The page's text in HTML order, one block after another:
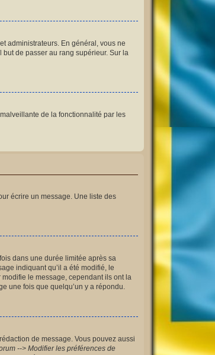
administrateurs. En général, vous ne
but de passer au rang supérieur. Sur la
de la fonctionnalité par les
écrire un message. Une liste des
dans une durée limitée après sa
indiquant qu’il a été modifié, le
le message, cependant ils ont la
une fois que quelqu’un y a répondu.
de message. Vous pouvez aussi
--> Modifier les préférences de